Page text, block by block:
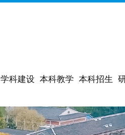
学科建设 本科教学 本科招生